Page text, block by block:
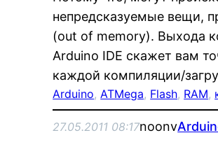
непредсказуемые вещи,
(out of memory). Выхода
Arduino IDE скажет вам
каждой компиляции/
Arduino, ATMega, Flash, RAM,
27.05.2011 08:17noonv